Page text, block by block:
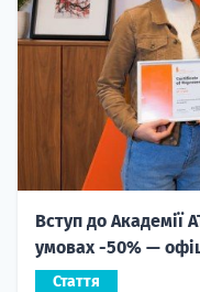
Вступ до Академії
умовах -50% —
Стаття